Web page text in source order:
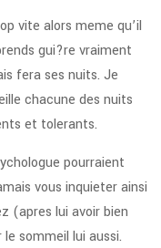
vite alors meme qu’il
gui?re vraiment
fera ses nuits. Je
chacune des nuits
et tolerants.
pourraient
vous inquieter ainsi
(apres lui avoir bien
sommeil lui aussi.